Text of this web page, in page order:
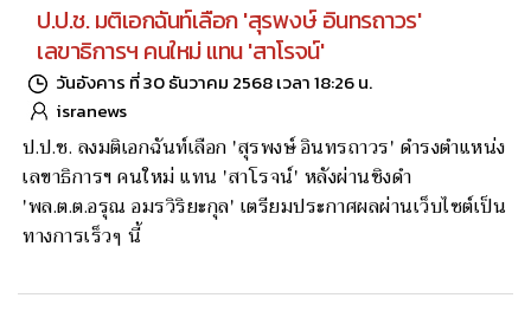
ป.ป.ช. มติเอกฉันท์เลือก 'สุรพงษ์ อินทรถาวร'
เลขาธิการฯ คนใหม่ แทน 'สาโรจน์'
วันอังคาร ที่ 30 ธันวาคม 2568 เวลา 18:26 น.
isranews
ป.ป.ช. ลงมติเอกฉันท์เลือก 'สุรพงษ์ อินทรถาวร' ดำรงตำแหน่ง
เลขาธิการฯ คนใหม่ แทน 'สาโรจน์' หลังผ่านชิงดำ
'พล.ต.ต.อรุณ อมรวิริยะกุล' เตรียมประกาศผลผ่านเว็บไซต์เป็น
ทางการเร็วๆ นี้